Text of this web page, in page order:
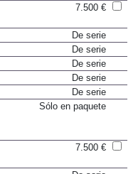
7.500 €
De serie
De serie
De serie
De serie
De serie
Sólo en paquete
7.500 €